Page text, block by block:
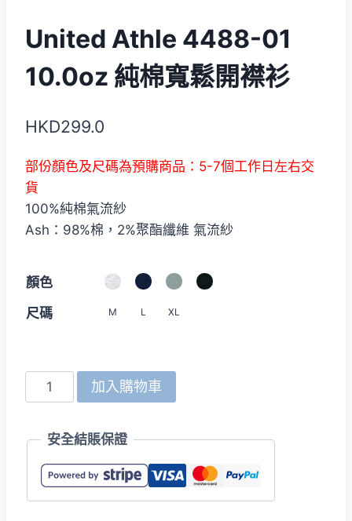
United Athle 4488-01
10.0oz 純棉寬鬆開襟衫
HKD299.0
部份顏色及尺碼為預購商品：5-7個工作日左右交
貨
100%純棉氣流紗
Ash：98%棉，2%聚酯纖維 氣流紗
顏色
尺碼
M L XL
United
Athle
01
10.0oz
加入購物車
安全結賬保證